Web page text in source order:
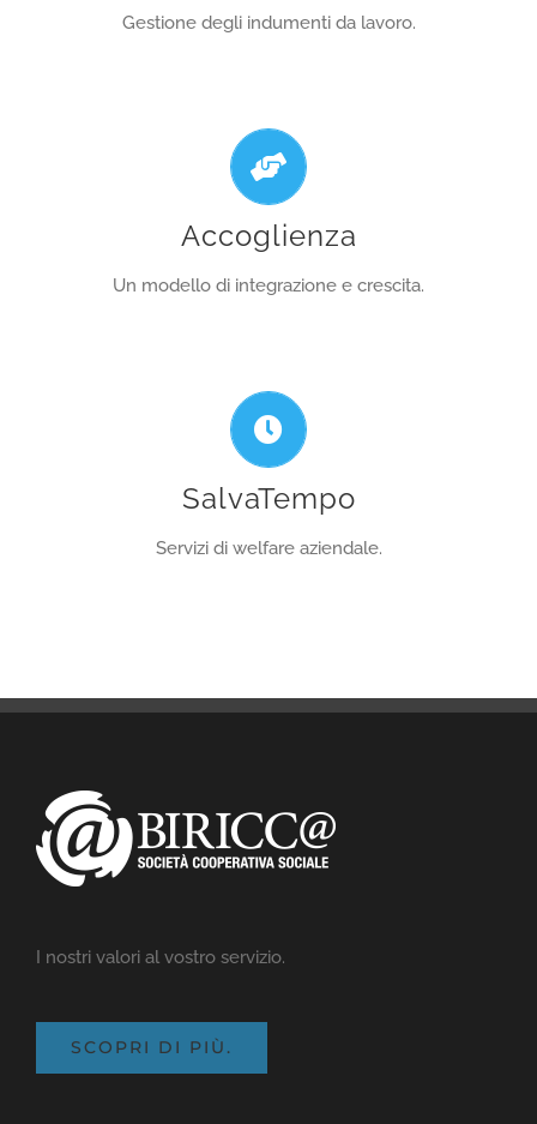
Gestione degli indumenti da lavoro.
Accoglienza
Un modello di integrazione e crescita.
Un modello di integrazione e crescita.
SCOPRI L’ATTIVITA!
SalvaTempo
Servizi di welfare aziendale.
Rafforza il profilo di CSR della tua impresa!
SCOPRI L’ATTIVITA!
I nostri valori al vostro servizio.
SCOPRI DI PIÙ.